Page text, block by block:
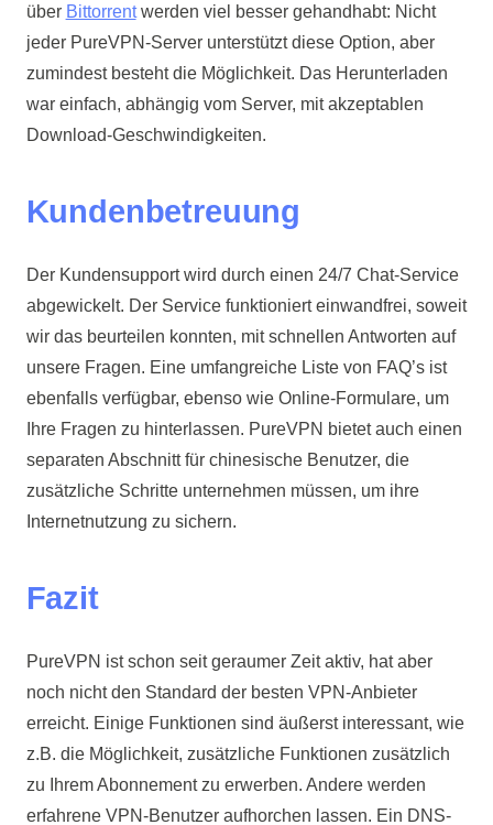
über Bittorrentwerden viel besser gehandhabt: Nicht
jeder PureVPN-Server unterstützt diese Option, aber
zumindest besteht die Möglichkeit. Das Herunterladen
war einfach, abhängig vom Server, mit akzeptablen
Download-Geschwindigkeiten.
Kundenbetreuung
Der Kundensupport wird durch einen 24/7 Chat-Service
abgewickelt. Der Service funktioniert einwandfrei, soweit
wir das beurteilen konnten, mit schnellen Antworten auf
unsere Fragen. Eine umfangreiche Liste von FAQ’s ist
ebenfalls verfügbar, ebenso wie Online-Formulare, um
Ihre Fragen zu hinterlassen. PureVPN bietet auch einen
separaten Abschnitt für chinesische Benutzer, die
zusätzliche Schritte unternehmen müssen, um ihre
Internetnutzung zu sichern.
Fazit
PureVPN ist schon seit geraumer Zeit aktiv, hat aber
noch nicht den Standard der besten VPN-Anbieter
erreicht. Einige Funktionen sind äußerst interessant, wie
z.B. die Möglichkeit, zusätzliche Funktionen zusätzlich
zu Ihrem Abonnement zu erwerben. Andere werden
erfahrene VPN-Benutzer aufhorchen lassen. Ein DNS-